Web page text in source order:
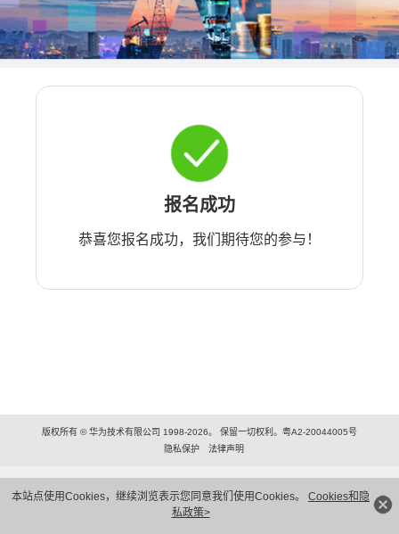
本站点使用Cookies，继续浏览表示您同意我们使用Cookies。 Cookies和隐
私政策>
报名成功
恭喜您报名成功，我们期待您的参与！
版权所有 © 华为技术有限公司 1998-2026。 保留一切权利。粤A2-20044005号
隐私保护
法律声明